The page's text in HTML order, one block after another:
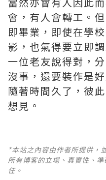
會，有人會轉工。
即畢業，即使在學
影，也氣得要立即調
一位老友說得對，
沒事，還要裝作是
隨著時間久了，彼
想見。
*本站之內容由作者所提供，
所有博客的立場、真實性、
任。